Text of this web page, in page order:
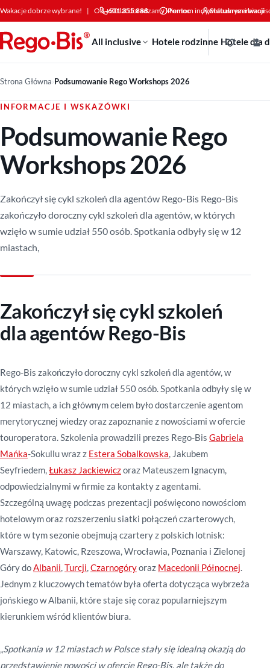
Przejdź do treści
Wakacje dobrze wybrane! | Od +30 lat doradzamy klientom indywidualnym i
601 355 888 Pomoc Status rezerwacji
All inclusive Hotele rodzinne Hotele dla
Strona Główna›Podsumowanie Rego Workshops 2026
INFORMACJE I WSKAZÓWKI
Podsumowanie Rego
Workshops 2026
Zakończył się cykl szkoleń dla agentów Rego-Bis Rego-Bis
zakończyło doroczny cykl szkoleń dla agentów, w których
wzięło w sumie udział 550 osób. Spotkania odbyły się w 12
miastach,
Zakończył się cykl szkoleń
dla agentów Rego-Bis
Rego-Bis zakończyło dorocznycykl szkoleń dla agentów, w
których wzięło w sumie udział 550 osób. Spotkania odbyły się w
12 miastach, a ich głównym celem było dostarczenie agentom
merytorycznej wiedzy oraz zapoznanie z nowościami w ofercie
touroperatora.Szkolenia prowadzili prezes Rego-Bis Gabriela
Mańka-Sokullu wraz z Estera Sobalkowska, Jakubem
Seyfriedem,Łukasz Jackiewiczoraz Mateuszem Ignacym,
odpowiedzialnymi w firmie za kontakty z agentami.
Szczególną uwagę podczas prezentacji poświęcono nowościom
hotelowym oraz rozszerzeniu siatki połączeń czarterowych,
które w tym sezonie obejmują czartery z polskich lotnisk:
Warszawy, Katowic, Rzeszowa, Wrocławia, Poznania i Zielonej
Góry doAlbanii,Turcji,Czarnogóryoraz Macedonii Północnej.
Jednym z kluczowych tematów była oferta dotycząca wybrzeża
jońskiego w Albanii, które staje się coraz popularniejszym
kierunkiem wśród klientów biura.
„Spotkania w 12 miastach w Polsce stały się idealną okazją do
przedstawienie nowości w ofercie Rego-Bis, ale także do